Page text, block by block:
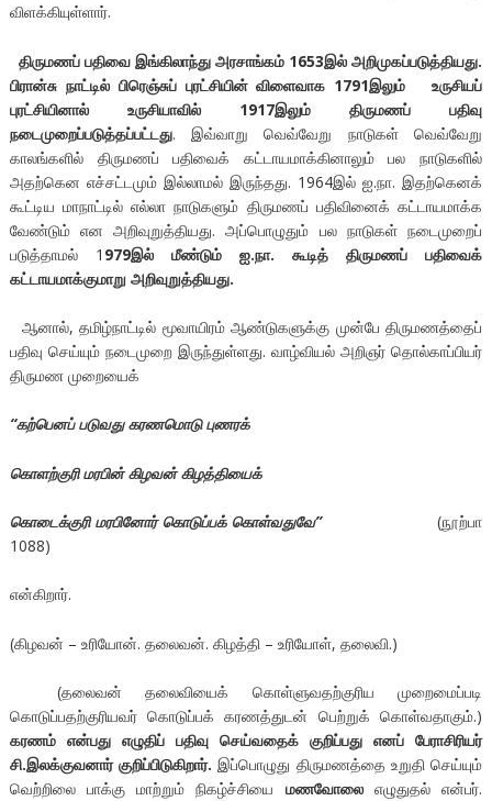
விளக்கியுள்ளார்.
திருமணப் பதிவை இங்கிலாந்து அரசாங்கம் 1653இல் அறிமுகப்படுத்தியது.
பிரான்சு நாட்டில் பிரெஞ்சுப் புரட்சியின் விளைவாக 1791இலும் உருசியப்
புரட்சியினால் உருசியாவில் 1917இலும் திருமணப் பதிவு
நடைமுறைப்படுத்தப்பட்டது. இவ்வாறு வெவ்வேறு நாடுகள் வெவ்வேறு
காலங்களில் திருமணப் பதிவைக் கட்டாயமாக்கினாலும் பல நாடுகளில்
அதற்கென எச்சட்டமும் இல்லாமல் இருந்தது. 1964இல் ஐ.நா. இதற்கெனக்
கூட்டிய மாநாட்டில் எல்லா நாடுகளும் திருமணப் பதிவினைக் கட்டாயமாக்க
வேண்டும் என அறிவுறுத்தியது. அப்பொழுதும் பல நாடுகள் நடைமுறைப்
படுத்தாமல் 1 979இல் மீண்டும் ஐ.நா. கூடித் திருமணப் பதிவைக்
கட்டாயமாக்குமாறு அறிவுறுத்தியது.
ஆனால், தமிழ்நாட்டில் மூவாயிரம் ஆண்டுகளுக்கு முன்பே திருமணத்தைப்
பதிவு செய்யும் நடைமுறை இருந்துள்ளது. வாழ்வியல் அறிஞர் தொல்காப்பியர்
திருமண முறையைக்
“கற்பெனப் படுவது கரணமொடு புணரக்
கொளற்குரி மரபின் கிழவன் கிழத்தியைக்
கொடைக்குரி மரபினோர் கொடுப்பக் கொள்வதுவே”(நூற்பா
1088)
என்கிறார்.
(கிழவன் – உரியோன். தலைவன். கிழத்தி – உரியோள், தலைவி.)
(தலைவன் தலைவியைக் கொள்ளுவதற்குரிய முறைமைப்படி
கொடுப்பதற்குரியவர் கொடுப்பக் கரணத்துடன் பெற்றுக் கொள்வதாகும்.)
கரணம் என்பது எழுதிப் பதிவு செய்வதைக் குறிப்பது எனப் பேராசிரியர்
சி.இலக்குவனார் குறிப்பிடுகிறார்.இப்பொழுது திருமணத்தை உறுதி செய்யும்
வெற்றிலை பாக்கு மாற்றும் நிகழ்ச்சியை மணவோலைஎழுதுதல் என்பர்.